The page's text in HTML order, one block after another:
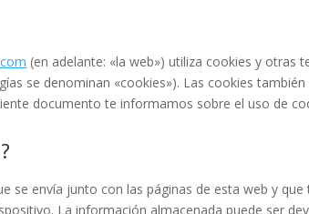
(en adelante: «la web») utiliza cookies y otras
se denominan «cookies»). Las cookies
documento te informamos sobre el uso de
se envía junto con las páginas de esta web y
La información almacenada puede ser